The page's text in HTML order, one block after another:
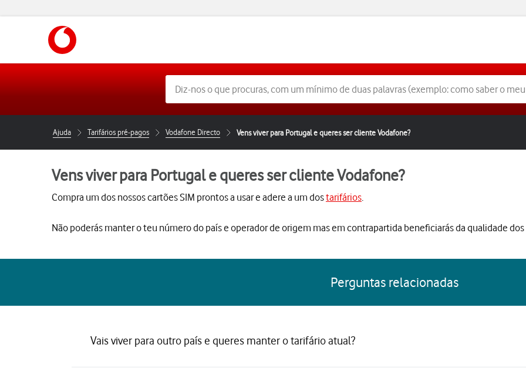
Ajuda Tarifários pré-pagos Vodafone Directo Vens viver para Portugal e queres ser cliente Vodafone?
Vens viver para Portugal e queres ser cliente Vodafone?
Compra um dos nossos cartões SIM prontos a usar e adere a um dostarifários
Não poderás manter o teu número do país e operador de origem mas em contrapartida beneficiarás da qualidade dos
Perguntas relacionadas
Vais viver para outro país e queres manter o tarifário atual?